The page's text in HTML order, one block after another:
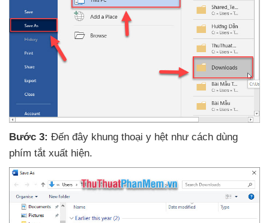
Bước 3: Đến đây khung thoại y hệt như cách dùng
phím tắt xuất hiện.